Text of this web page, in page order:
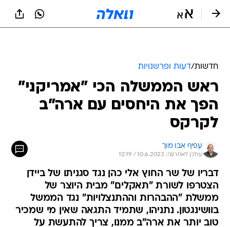
ראש הממשלה הכי "אמריקני"
הפך את היחסים עם ארה"ב
לקרקס
עפיף אבו מוך
עודכן לאחרונה: 10.6.2023 / 12:19
דבריו של שר החוץ אלי כהן נגד סגניתו של ביידן
הצטרפו לשורת "תאקלים" מבית היוצר של
ממשלת "ההבהרות וההתנצלויות" נגד הממשל
בוושינגטון. נתניהו, שתמיד התגאה שאין מי שמכיר
טוב יותר את ארה"ב ממנו, צריך להתעשת על
עצמו אם הוא עדיין שואף לקבל הזמנה לבית הלבן